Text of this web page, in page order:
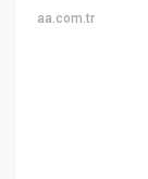
aa.com.tr